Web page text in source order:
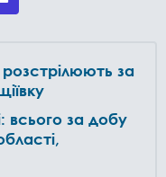
розстрілюють за
всього за добу